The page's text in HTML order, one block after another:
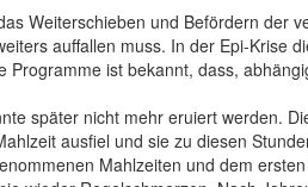
Weiterschieben und Befördern der
auffallen muss. In der Epi-Krise
ist bekannt, dass,
später nicht mehr eruiert werden.
ausfiel und sie zu diesen
Mahlzeiten und dem